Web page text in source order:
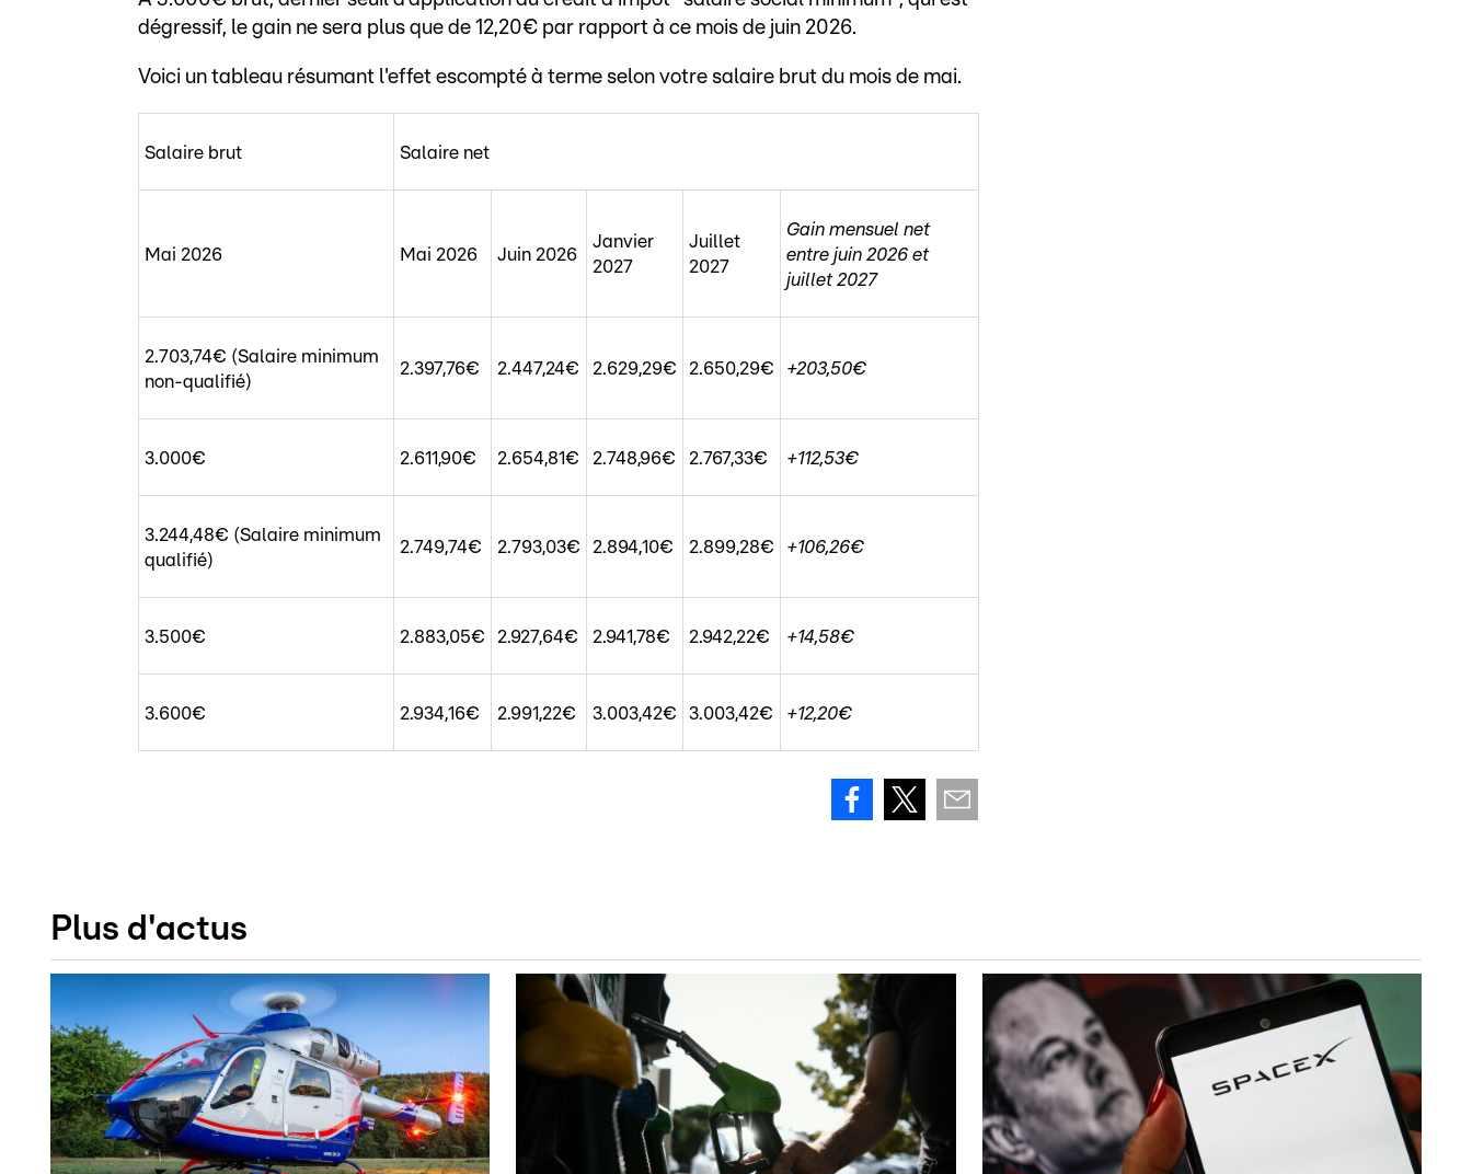
dégressif, le gain ne sera plus que de 12,20€ par rapport à ce mois de juin 2026.
Voici un tableau résumant l'effet escompté à terme selon votre salaire brut du mois de mai.
Salaire brut Salaire net
Mai 2026 Mai 2026 Juin 2026
Janvier
2027
Juillet
2027
Gain mensuel net
entre juin 2026 et
juillet 2027
2.703,74€ (Salaire minimum
non-qualifié)
2.397,76€ 2.447,24€ 2.629,29€ 2.650,29€ +203,50€
3.000€ 2.611,90€ 2.654,81€ 2.748,96€ 2.767,33€ +112,53€
3.244,48€ (Salaire minimum
qualifié)
2.749,74€ 2.793,03€ 2.894,10€ 2.899,28€ +106,26€
3.500€ 2.883,05€ 2.927,64€ 2.941,78€ 2.942,22€ +14,58€
3.600€ 2.934,16€ 2.991,22€ 3.003,42€ 3.003,42€ +12,20€
Plus d'actus